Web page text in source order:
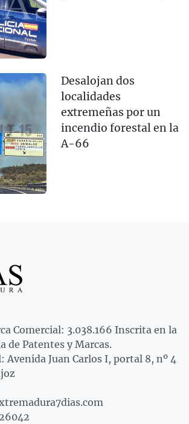
Desalojan dos
localidades
extremeñas por un
incendio forestal en la
A-66
Comercial: 3.038.166 Inscrita en la
de Patentes y Marcas.
Avenida Juan Carlos I, portal 8, nº 4